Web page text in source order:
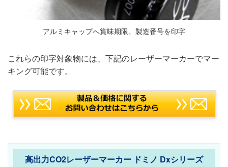
アルミキャップへ賞味期限、製造番号を印字
これらの印字対象物には、下記のレーザーマーカーでマー
キング可能です。
高出力CO2レーザーマーカー ドミノ Dxシリーズ